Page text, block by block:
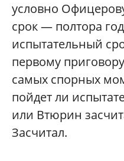
условно
срок — полтора
испытательный
первому
самых спорных
пойдет ли
или Втюрин
Засчитал.